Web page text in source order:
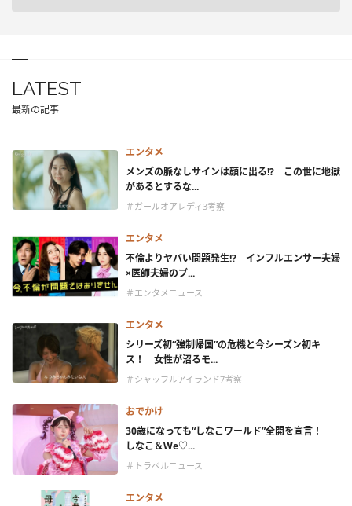
LATEST
最新の記事
エンタメ
メンズの脈なしサインは顔に出る!? この世に地獄
があるとするな...
＃ガールオアレディ3考察
エンタメ
不倫よりヤバい問題発生!? インフルエンサー夫婦
×医師夫婦のブ...
＃エンタメニュース
エンタメ
シリーズ初“強制帰国”の危機と今シーズン初キ
ス！ 女性が沼るモ...
＃シャッフルアイランド7考察
おでかけ
30歳になっても“しなこワールド”全開を宣言！
しなこ＆We♡...
＃トラベルニュース
エンタメ